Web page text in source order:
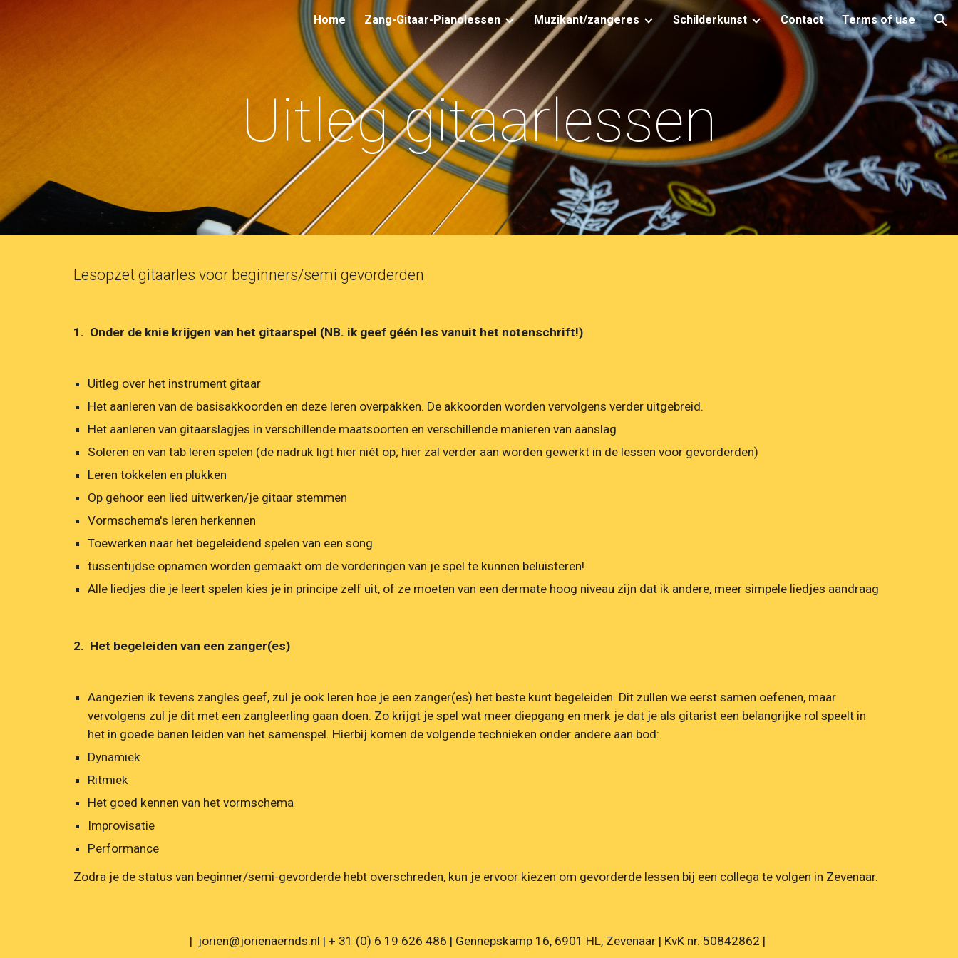
Skip to main content Skip to navigation
Home Zang-Gitaar-Pianolessen Muzikant/zangeres Schilderkunst Contact Terms of use
Uitleg gitaarlessen
Lesopzet gitaarles voor beginners/semi gevorderden
1.  Onder de knie krijgen van het gitaarspel (NB. ik geef géén les vanuit het notenschrift!)
Uitleg over het instrument gitaar
Het aanleren van de basisakkoorden en deze leren overpakken. De akkoorden worden vervolgens verder uitgebreid.
Het aanleren van gitaarslagjes in verschillende maatsoorten en verschillende manieren van aanslag
Soleren en van tab leren spelen (de nadruk ligt hier niét op; hier zal verder aan worden gewerkt in de lessen voor gevorderden)
Leren tokkelen en plukken
Op gehoor een lied uitwerken/je gitaar stemmen
Vormschema's leren herkennen
Toewerken naar het begeleidend spelen van een song
tussentijdse opnamen worden gemaakt om de vorderingen van je spel te kunnen beluisteren!
Alle liedjes die je leert spelen kies je in principe zelf uit, of ze moeten van een dermate hoog niveau zijn dat ik andere, meer simpele liedjes aandraag
2.  Het begeleiden van een zanger(es)
Aangezien ik tevens zangles geef, zul je ook leren hoe je een zanger(es) het beste kunt begeleiden. Dit zullen we eerst samen oefenen, maar
vervolgens zul je dit met een zangleerling gaan doen. Zo krijgt je spel wat meer diepgang en merk je dat je als gitarist een belangrijke rol speelt in
het in goede banen leiden van het samenspel. Hierbij komen de volgende technieken onder andere aan bod:
Dynamiek
Ritmiek
Het goed kennen van het vormschema
Improvisatie
Performance
Zodra je de status van beginner/semi-gevorderde hebt overschreden, kun je ervoor kiezen om gevorderde lessen bij een collega te volgen in Zevenaar.
| jorien@jorienaernds.nl | + 31 (0) 6 19 626 486 | Gennepskamp 16, 6901 HL, Zevenaar | KvK nr. 50842862 |